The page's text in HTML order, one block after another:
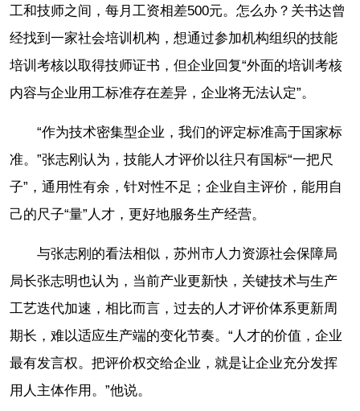
工和技师之间，每月工资相差500元。怎么办？关书达曾
经找到一家社会培训机构，想通过参加机构组织的技能
培训考核以取得技师证书，但企业回复“外面的培训考核
内容与企业用工标准存在差异，企业将无法认定”。
“作为技术密集型企业，我们的评定标准高于国家标
准。”张志刚认为，技能人才评价以往只有国标“一把尺
子”，通用性有余，针对性不足；企业自主评价，能用自
己的尺子“量”人才，更好地服务生产经营。
与张志刚的看法相似，苏州市人力资源社会保障局
局长张志明也认为，当前产业更新快，关键技术与生产
工艺迭代加速，相比而言，过去的人才评价体系更新周
期长，难以适应生产端的变化节奏。“人才的价值，企业
最有发言权。把评价权交给企业，就是让企业充分发挥
用人主体作用。”他说。